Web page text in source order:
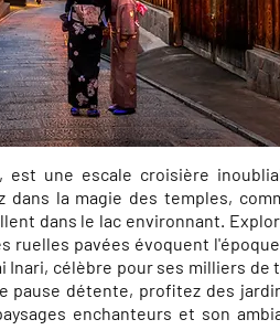
est une escale croisière
la magie des temples,
dans le lac environnant.
ruelles pavées évoquent
Inari, célèbre pour ses milliers de
pause détente, profitez des
enchanteurs et son